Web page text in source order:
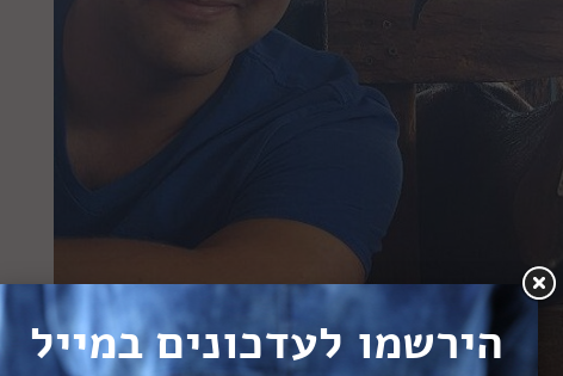
הירשמו לעדכונים במייל